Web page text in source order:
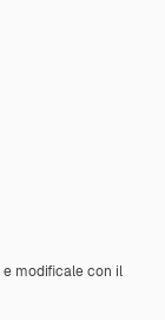
e modificale con il